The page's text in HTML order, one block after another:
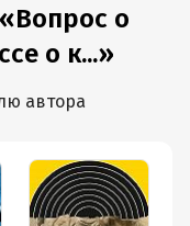
о
о к...»
автора